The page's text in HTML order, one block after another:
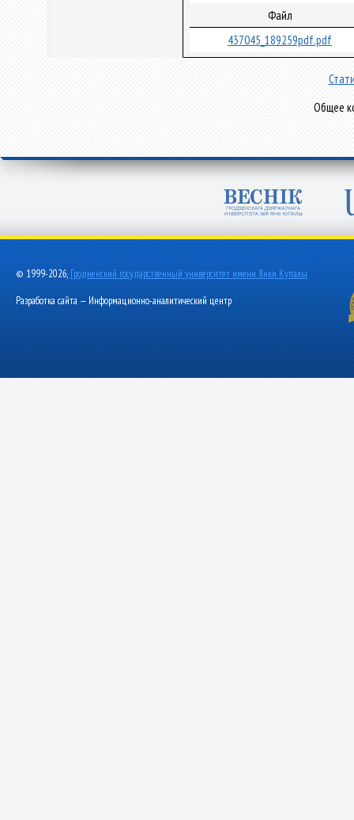
Файл
437045_189259pdf.pdf
Общее
© 1999-2026, Гродненский государственный университет имени Янки Купалы
Разработка сайта — Информационно-аналитический центр